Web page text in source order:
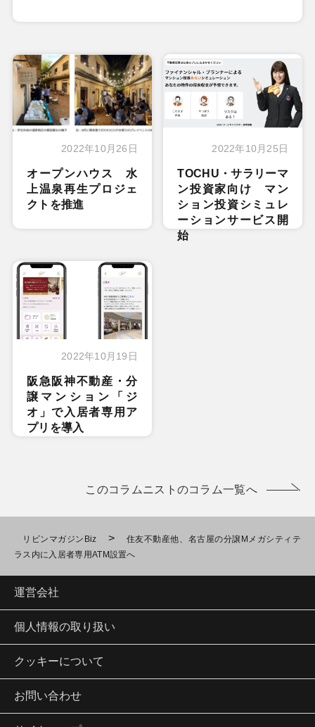
2022年10月26日
オープンハウス 水
上温泉再生プロジェ
クトを推進
2022年10月25日
TOCHU・サラリーマ
ン投資家向け マン
ション投資シミュレ
ーションサービス開
始
2022年10月19日
阪急阪神不動産・分
譲マンション「ジ
オ」で入居者専用ア
プリを導入
このコラムニストのコラム一覧へ
リビンマガジンBiz >
住友不動産他、名古屋の分譲Mメガシティテ
ラス内に入居者専用ATM設置へ
運営会社
個人情報の取り扱い
クッキーについて
お問い合わせ